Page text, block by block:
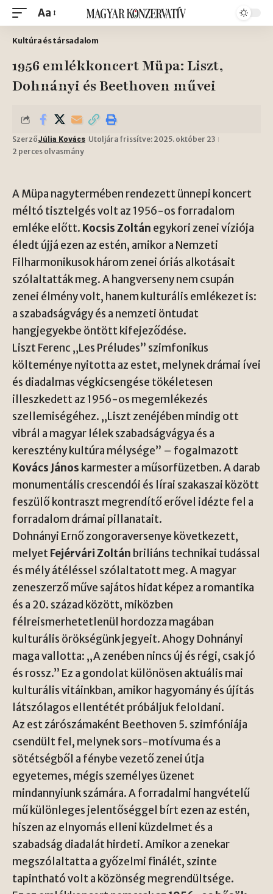
Aa
Kultúra és társadalom
1956 emlékkoncert Müpa: Liszt,
Dohnányi és Beethoven művei
SzerzőJúlia Kovács Utoljára frissítve: 2025. október 23
2 perces olvasmány
A Müpa nagytermében rendezett ünnepi koncert
méltó tisztelgés volt az 1956-os forradalom
emléke előtt. Kocsis Zoltán egykori zenei víziója
éledt újjá ezen az estén, amikor a Nemzeti
Filharmonikusok három zenei óriás alkotásait
szólaltatták meg. A hangverseny nem csupán
zenei élmény volt, hanem kulturális emlékezet is:
a szabadságvágy és a nemzeti öntudat
hangjegyekbe öntött kifejeződése.
Liszt Ferenc „Les Préludes” szimfonikus
költeménye nyitotta az estet, melynek drámai ívei
és diadalmas végkicsengése tökéletesen
illeszkedett az 1956-os megemlékezés
szellemiségéhez. „Liszt zenéjében mindig ott
vibrál a magyar lélek szabadságvágya és a
keresztény kultúra mélysége” – fogalmazott
Kovács János karmester a műsorfüzetben. A darab
monumentális crescendói és lírai szakaszai között
feszülő kontraszt megrendítő erővel idézte fel a
forradalom drámai pillanatait.
Dohnányi Ernőzongoraversenye következett,
melyetFejérvári Zoltán briliáns technikai tudással
és mély átéléssel szólaltatott meg. A magyar
zeneszerző műve sajátos hidat képez a romantika
és a 20. század között, miközben
félreismerhetetlenül hordozza magában
kulturális örökségünk jegyeit. Ahogy Dohnányi
maga vallotta: „A zenében nincs új és régi, csak jó
és rossz.” Ez a gondolat különösen aktuális mai
kulturális vitáinkban, amikor hagyomány és újítás
látszólagos ellentétét próbáljuk feloldani.
Az est zárószámaként Beethoven 5. szimfóniája
csendült fel, melynek sors-motívuma és a
sötétségből a fénybe vezető zenei útja
egyetemes, mégis személyes üzenet
mindannyiunk számára. A forradalmi hangvételű
mű különleges jelentőséggel bírt ezen az estén,
hiszen az elnyomás elleni küzdelmet és a
szabadság diadalát hirdeti. Amikor a zenekar
megszólaltatta a győzelmi finálét, szinte
tapintható volt a közönség megrendültsége.